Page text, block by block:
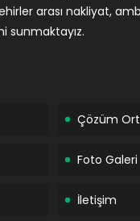
arası nakliyat,
sunmaktayız.
Çözüm
Foto Galeri
İletişim